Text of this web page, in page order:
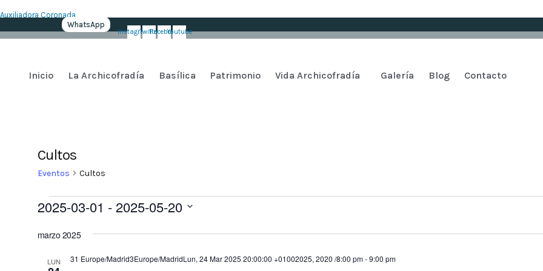
Auxiliadora Coronada
WhatsApp
InstagramTwitterFacebookYoutube
Inicio La Archicofradía Basílica Patrimonio Vida Archicofradía Galería Blog Contacto
Cultos
Eventos Cultos
Eventos
2025-03-01 - 2025-05-20
la
marzo 2025
LUN 31 Europe/Madrid3Europe/MadridLun, 24 Mar 2025 20:00:00 +01002025, 2020 /8:00 pm-9:00 pm